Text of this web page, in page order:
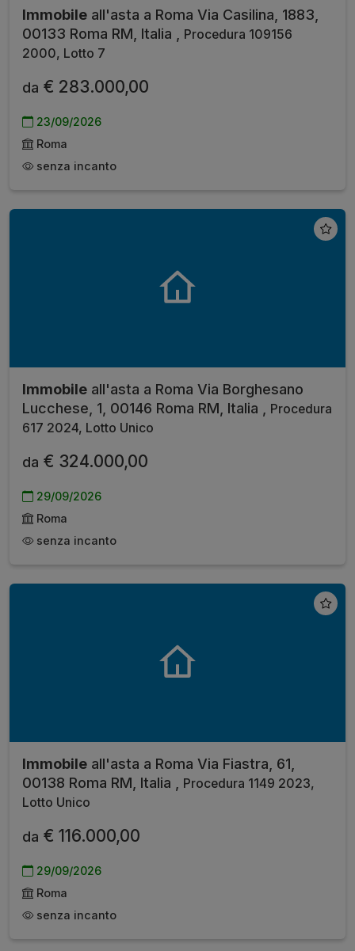
Immobile all'asta a Roma Via Casilina, 1883,
00133 Roma RM, Italia ,
Procedura 109156
2000, Lotto 7
da € 283.000,00
23/09/2026
Roma
senza incanto
Immobile all'asta a Roma Via Borghesano
Lucchese, 1, 00146 Roma RM, Italia ,
Procedura
617 2024, Lotto Unico
da € 324.000,00
29/09/2026
Roma
senza incanto
Immobile all'asta a Roma Via Fiastra, 61,
00138 Roma RM, Italia ,
Procedura 1149 2023,
Lotto Unico
da € 116.000,00
29/09/2026
Roma
senza incanto